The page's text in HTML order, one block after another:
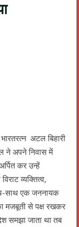
अटल बिहारी
ने अपने निवास में
कर उन्हें
व्यक्तित्व,
साथ एक जननायक
मजबूती से पक्ष रखकर
समझा जाता था तब